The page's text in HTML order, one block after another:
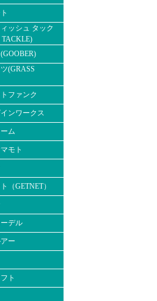
ッシュ タック
TACKLE)
(GRASS
ファンク
ンワークス
ム
モト
（GETNET）
ーデル
ー
ト